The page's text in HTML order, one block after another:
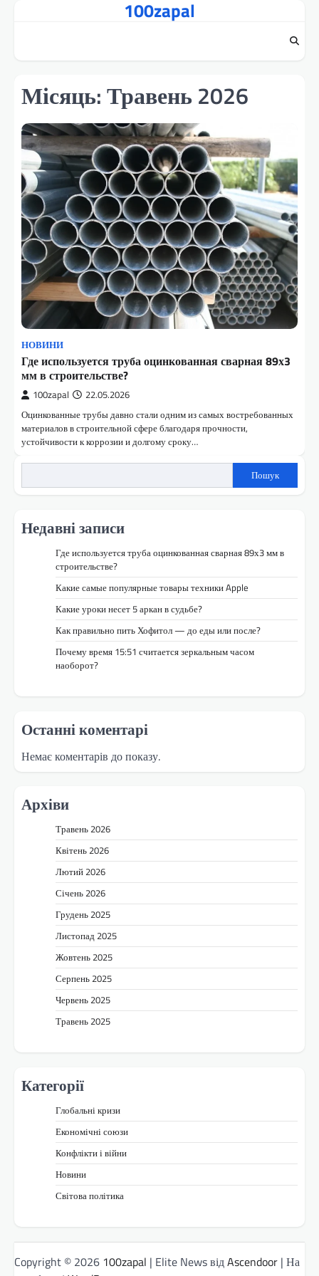
100zapal
Місяць:Травень 2026
НОВИНИ
Где используется труба оцинкованная сварная 89х3
мм в строительстве?
100zapal 22.05.2026
Оцинкованные трубы давно стали одним из самых востребованных
материалов в строительной сфере благодаря прочности,
устойчивости к коррозии и долгому сроку…
Пошук
Недавні записи
Где используется труба оцинкованная сварная 89х3 мм в
строительстве?
Какие самые популярные товары техники Apple
Какие уроки несет 5 аркан в судьбе?
Как правильно пить Хофитол — до еды или после?
Почему время 15:51 считается зеркальным часом
наоборот?
Останні коментарі
Немає коментарів до показу.
Архіви
Травень 2026
Квітень 2026
Лютий 2026
Січень 2026
Грудень 2025
Листопад 2025
Жовтень 2025
Серпень 2025
Червень 2025
Травень 2025
Категорії
Глобальні кризи
Економічні союзи
Конфлікти і війни
Новини
Світова політика
Copyright © 2026 100zapal | Elite News відAscendoor | На